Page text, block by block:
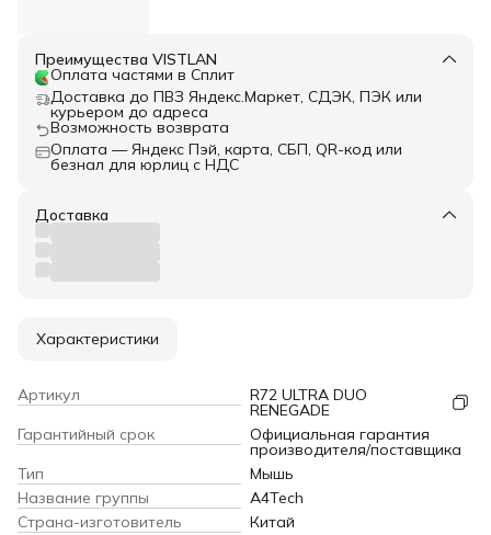
Преимущества VISTLAN
Оплата частями в Сплит
Доставка до ПВЗ Яндекс.Маркет, СДЭК, ПЭК или
курьером до адреса
Возможность возврата
Оплата — Яндекс Пэй, карта, СБП, QR-код или
безнал для юрлиц с НДС
Доставка
Характеристики
Артикул R72 ULTRA DUO
RENEGADE
Гарантийный срок
Официальная гарантия
производителя/поставщика
Тип
Мышь
Название группы
A4Tech
Страна-изготовитель
Китай